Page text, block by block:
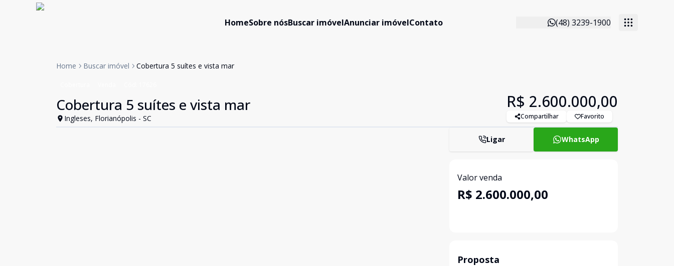
HomeSobre nósBuscar imóvelAnunciar imóvelContato (48) 3239-1900
Home Buscar imóvel Cobertura 5 suítes e vista mar
Cobertura 5 suítes e vista mar
Ingleses, Florianópolis - SC
R$ 2.600.000,00
Compartilhar Favorito
Ligar WhatsApp
Valor venda
R$ 2.600.000,00
Proposta